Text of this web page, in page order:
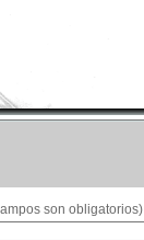
son obligatorios)